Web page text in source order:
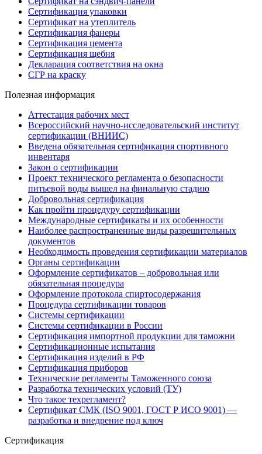
Сертификация упаковки
Сертификат на утеплитель
Сертификация фанеры
Сертификация цемента
Сертификация щебня
Декларация соответствия на окна
СГР на краску
Полезная информация
Аттестация рабочих мест
Всероссийский научно-исследовательский институт
сертификации (ВНИИС)
Введена обязательная сертификация спортивного
инвентаря
Закон о сертификации
Проект технического регламента о безопасности
питьевой воды вышел на финальную стадию
Добровольная сертификация
Как пройти процедуру сертификации
Международные сертификаты и их особенности
Наиболее распространенные виды разрешительных
документов
Необходимость проведения сертификации материалов
Органы сертификации
Оформление сертификатов – добровольная или
обязательная процедура
Оформление протокола спиртосодержания
Процедура сертификации товаров
Системы сертификации
Системы сертификации в России
Сертификация импортной продукции для таможни
Сертификационные испытания
Сертификация изделий в РФ
Сертификация приборов
Технические регламенты Таможенного союза
Разработка технических условий (ТУ)
Что такое техрегламент?
Сертификат СМК (ISO 9001, ГОСТ Р ИСО 9001) —
разработка и внедрение под ключ
Сертификация